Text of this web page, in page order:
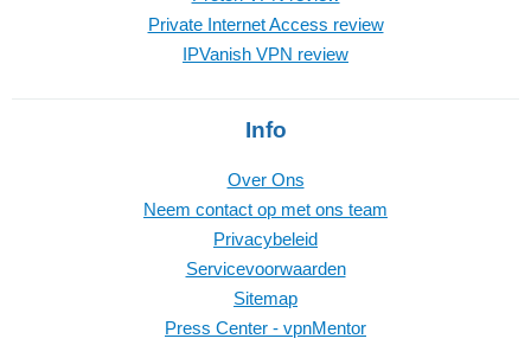
Private Internet Access review
IPVanish VPN review
Info
Over Ons
Neem contact op met ons team
Privacybeleid
Servicevoorwaarden
Sitemap
Press Center - vpnMentor